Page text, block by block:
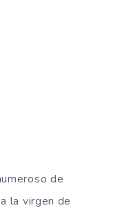
de
la virgen de